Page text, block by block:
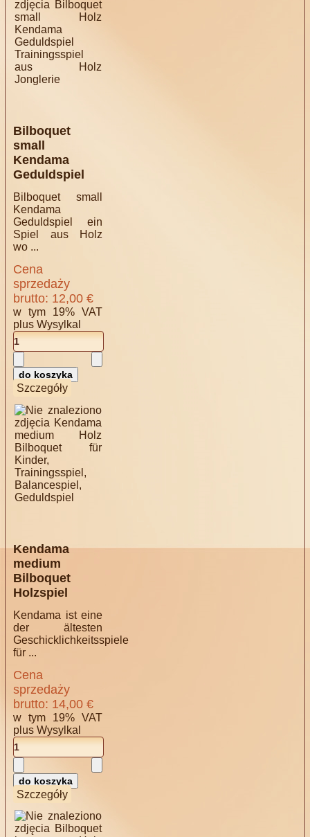
Bilboquet
small
Kendama
Geduldspiel
Bilboquet small
Kendama
Geduldspiel ein
Spiel aus Holz
wo ...
Cena
sprzedaży
brutto: 12,00 €
w tym 19% VAT
plusWysylkal
Szczegóły
Kendama
medium
Bilboquet
Holzspiel
Kendama ist eine
der ältesten
Geschicklichkeitsspiele
für ...
Cena
sprzedaży
brutto: 14,00 €
w tym 19% VAT
plusWysylkal
Szczegóły